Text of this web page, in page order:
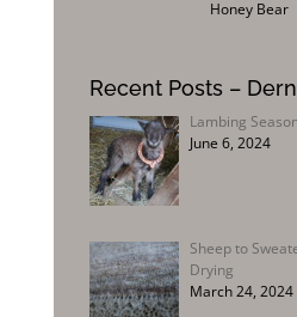
Honey Bear
Recent Posts –
Lambing
June 6, 2024
Sheep to
Drying
March 24, 2024